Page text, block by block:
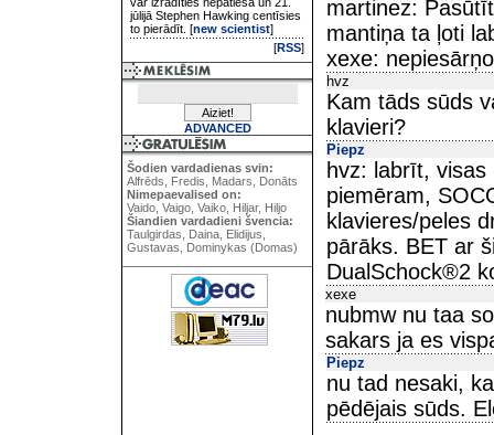
jūlijā Stephen Hawking centīsies
to pierādīt. [new scientist]
[RSS]
ADVANCED
Šodien vardadienas svin:
Alfrēds, Fredis, Madars, Donāts
Nimepaevalised on:
Vaido, Vaigo, Vaiko, Hiljar, Hiljo
Šiandien vardadieni švencia:
Taulgirdas, Daina, Elidijus,
Gustavas, Dominykas (Domas)
martinez:
mantiņa ta ļoti
xexe:
hvz
Kam tāds sūds
klavieri?
Piepz
hvz: labrīt, visas
piemēram,
klavieres/peles
pārāks. BET ar
DualSchock®2
xexe
nubmw nu taa
sakars ja es
Piepz
nu tad nesaki,
pēdējais sūds.